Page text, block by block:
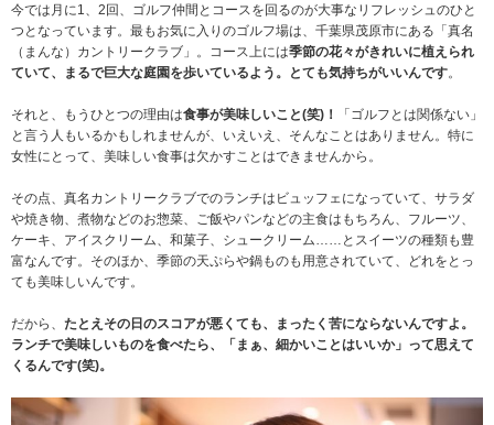
今では月に1、2回、ゴルフ仲間とコースを回るのが大事なリフレッシュのひと
つとなっています。最もお気に入りのゴルフ場は、千葉県茂原市にある「真名
（まんな）カントリークラブ」。コース上には季節の花々がきれいに植えられ
ていて、まるで巨大な庭園を歩いているよう。とても気持ちがいいんです。
それと、もうひとつの理由は食事が美味しいこと(笑)！
「ゴルフとは関係ない」
と言う人もいるかもしれませんが、いえいえ、そんなことはありません。特に
女性にとって、美味しい食事は欠かすことはできませんから。
その点、真名カントリークラブでのランチはビュッフェになっていて、サラダ
や焼き物、煮物などのお惣菜、ご飯やパンなどの主食はもちろん、フルーツ、
ケーキ、アイスクリーム、和菓子、シュークリーム……とスイーツの種類も豊
富なんです。そのほか、季節の天ぷらや鍋ものも用意されていて、どれをとっ
ても美味しいんです。
だから、 たとえその日のスコアが悪くても、まったく苦にならないんですよ。
ランチで美味しいものを食べたら、「まぁ、細かいことはいいか」って思えて
くるんです(笑)。